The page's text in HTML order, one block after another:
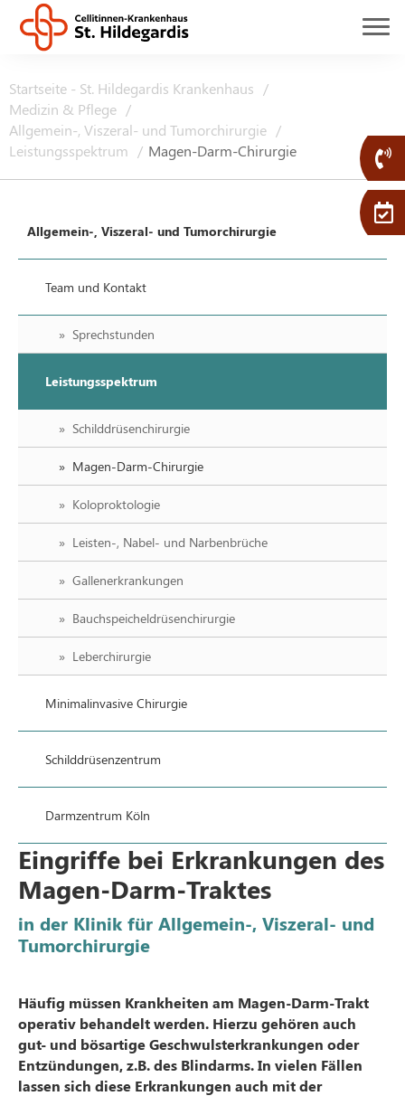
Startseite - St. Hildegardis Krankenhaus
Medizin & Pflege
Allgemein-, Viszeral- und Tumorchirurgie
Leistungsspektrum
Magen-Darm-Chirurgie
Allgemein-, Viszeral- und Tumorchirurgie
Team und Kontakt
Sprechstunden
Leistungsspektrum
Schilddrüsenchirurgie
Magen-Darm-Chirurgie
Koloproktologie
Leisten-, Nabel- und Narbenbrüche
Gallenerkrankungen
Bauchspeicheldrüsenchirurgie
Leberchirurgie
Minimalinvasive Chirurgie
Schilddrüsenzentrum
Darmzentrum Köln
Eingriffe bei Erkrankungen des
Magen-Darm-Traktes
in der Klinik für Allgemein-, Viszeral- und
Tumorchirurgie
Häufig müssen Krankheiten am Magen-Darm-Trakt
operativ behandelt werden. Hierzu gehören auch
gut- und bösartige Geschwulsterkrankungen oder
Entzündungen, z.B. des Blindarms. In vielen Fällen
lassen sich diese Erkrankungen auch mit der